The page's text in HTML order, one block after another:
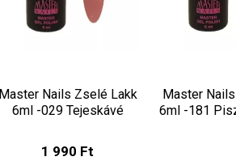
Master Nails Zselé Lakk
6ml -029 Tejeskávé
1 990 Ft
Master
6ml -181